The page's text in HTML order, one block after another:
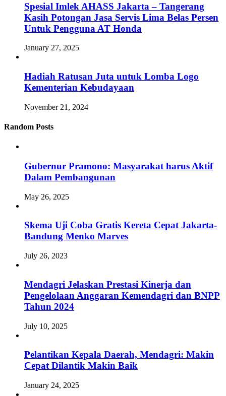
Spesial Imlek AHASS Jakarta – Tangerang
Kasih Potongan Jasa Servis Lima Belas Persen
Untuk Pengguna AT Honda
January 27, 2025
Hadiah Ratusan Juta untuk Lomba Logo
Kementerian Kebudayaan
November 21, 2024
Random Posts
Gubernur Pramono: Masyarakat harus Aktif
Dalam Pembangunan
May 26, 2025
Skema Uji Coba Gratis Kereta Cepat Jakarta-
Bandung Menko Marves
July 26, 2023
Mendagri Jelaskan Prestasi Kinerja dan
Pengelolaan Anggaran Kemendagri dan BNPP
Tahun 2024
July 10, 2025
Pelantikan Kepala Daerah, Mendagri: Makin
Cepat Dilantik Makin Baik
January 24, 2025